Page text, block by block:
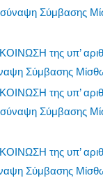
σύναψη Σύμβασης
της υπ’
Σύμβασης
της υπ’
σύναψη Σύμβασης
της υπ’
Σύμβασης